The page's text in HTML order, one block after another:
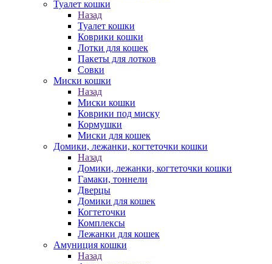
Туалет кошки
Назад
Туалет кошки
Коврики кошки
Лотки для кошек
Пакеты для лотков
Совки
Миски кошки
Назад
Миски кошки
Коврики под миску
Кормушки
Миски для кошек
Домики, лежанки, когтеточки кошки
Назад
Домики, лежанки, когтеточки кошки
Гамаки, тоннели
Дверцы
Домики для кошек
Когтеточки
Комплексы
Лежанки для кошек
Амуниция кошки
Назад